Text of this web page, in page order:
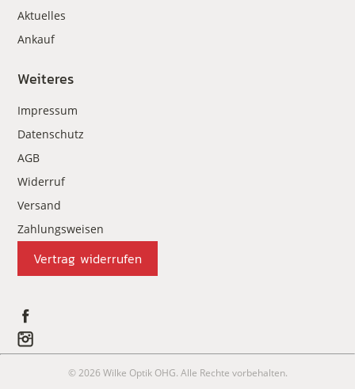
Aktuelles
Ankauf
Weiteres
Impressum
Datenschutz
AGB
Widerruf
Versand
Zahlungsweisen
Vertrag widerrufen
© 2026 Wilke Optik OHG. Alle Rechte vorbehalten.